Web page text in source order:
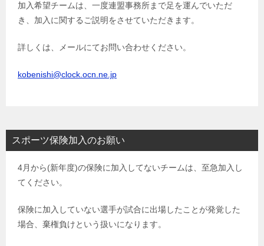
加入希望チームは、一度連盟事務所まで足を運んでいただ
き、加入に関するご説明をさせていただきます。
詳しくは、メールにてお問い合わせください。
kobenishi@clock.ocn.ne.jp
スポーツ保険加入のお願い
4月から(新年度)の保険に加入してないチームは、至急加入し
てください。
保険に加入していない選手が試合に出場したことが発覚した
場合、棄権負けという扱いになります。